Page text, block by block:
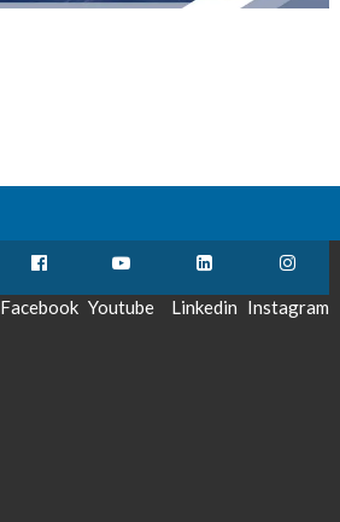
Facebook Youtube Linkedin Instagram